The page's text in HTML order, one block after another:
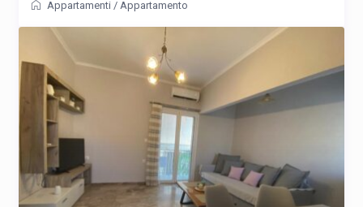
Appartamenti / Appartamento